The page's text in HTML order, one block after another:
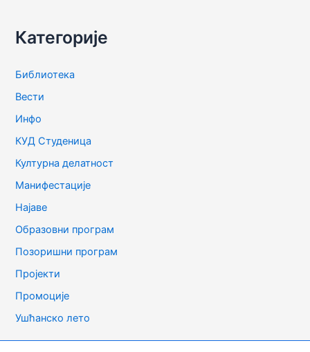
Категорије
Библиотека
Вести
Инфо
КУД Студеница
Културна делатност
Манифестације
Најаве
Образовни програм
Позоришни програм
Пројекти
Промоције
Ушћанско лето